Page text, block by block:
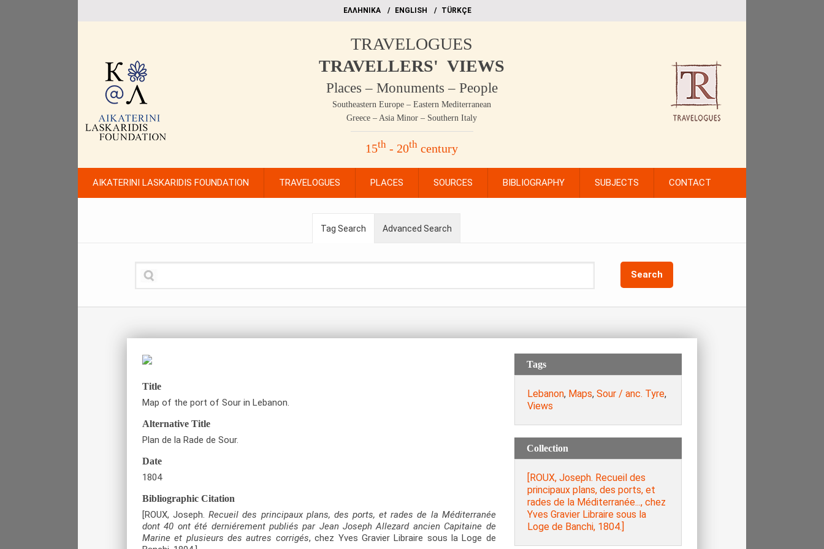
EΛΛΗΝΙΚΑ ΕΝGLISH TÜRKÇE
TRAVELOGUES
TRAVELLERS' VIEWS
Places – Monuments – People
Southeastern Europe – Eastern Mediterranean
Greece – Asia Minor – Southern Italy
15th - 20th century
AIKATERINI LASKARIDIS FOUNDATION TRAVELOGUES PLACES SOURCES BIBLIOGRAPHY SUBJECTS CONTACT
Tag Search
Search
Advanced Search
Title
Map of the port of Sour in Lebanon.
Alternative Title
Plan de la Rade de Sour.
Date
1804
Bibliographic Citation
[ROUX, Joseph.Recueil des principaux plans, des ports, et rades de la Méditerranée
dont 40 ont été derniérement publiés par Jean Joseph Allezard ancien Capitaine de
Marine et plusieurs des autres corrigés, chez Yves Gravier Libraire sous la Loge de
Tags
Lebanon, Maps, Sour / anc. Tyre,
Views
Collection
[ROUX, Joseph. Recueil des
principaux plans, des ports, et
rades de la Méditerranée..., chez
Yves Gravier Libraire sous la
Loge de Banchi, 1804.]